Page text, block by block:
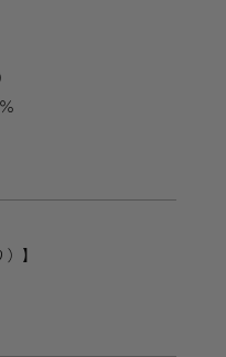
】